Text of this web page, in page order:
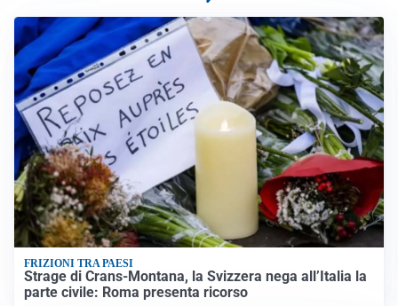
FRIZIONI TRA PAESI
Strage di Crans-Montana, la Svizzera nega all’Italia la
parte civile: Roma presenta ricorso